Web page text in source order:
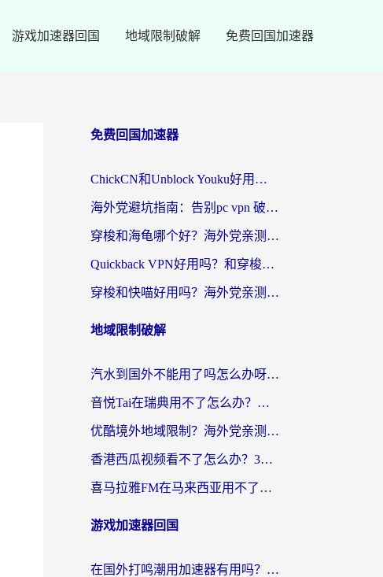
游戏加速器回国 地域限制破解 免费回国加速器
免费回国加速器
ChickCN和Unblock Youku好用吗？海外党亲测3款回国加速器，附iOS免费选择指南
海外党避坑指南：告别pc vpn 破解，选对回国加速器轻松访问国内资源
穿梭和海龟哪个好？海外党亲测回国加速器，附电脑免费VPN推荐
Quickback VPN好用吗？和穿梭VPN对比哪个回国效果更好？海外党必看的真实测评与选择指南
穿梭和快喵好用吗？海外党亲测3款回国加速器，附日本回国VPN避坑指南
地域限制破解
汽水到国外不能用了吗怎么办呀？海外党追剧看片的救星在这里！
音悦Tai在瑞典用不了怎么办？海外华人追剧听歌的实用指南
优酷境外地域限制？海外党亲测：这样看国内剧再也不卡（附3个实用场景解决）
香港西瓜视频看不了怎么办？3步解决海外追剧难题，附靠谱加速器推荐
喜马拉雅FM在马来西亚用不了怎么办？海外华人亲测有效的回国加速指南
游戏加速器回国
在国外打鸣潮用加速器有用吗？安全吗？海外玩家国服游戏加速全指南